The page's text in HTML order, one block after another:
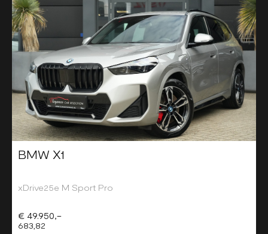
BMW X1
xDrive25e M Sport Pro
€ 49.950,-
683,82